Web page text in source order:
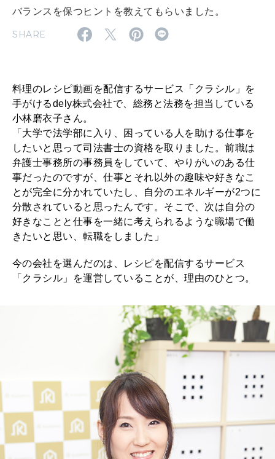
2026年9月号「北海道 おいしく遊ぶ、夏のご褒美旅。」
2026年8月号『お茶の時間です。』
2026年7月号「鎌倉 ローカルが 教えてくれた 本当の歩き方。」
2026年6月号「大銀座 トレンドが生まれる 新しい一流店へ。」
2026年5月号「“大好き”に出会いに。韓国」
2026年4月号「未来をつくる、学びの教科書。」
2026年3月号「スイーツ予想図 2026」
2026年1月号「猫がいれば、幸せ」
2025年12月号「お酒の新常識。」
MAGAZINE MOOK
FOLLOW US!
バランスを保つヒントを教えてもらいました。
SHARE
料理のレシピ動画を配信するサービス「クラシル」を
手がけるdely株式会社で、総務と法務を担当している
小林磨衣子さん。
「大学で法学部に入り、困っている人を助ける仕事を
したいと思って司法書士の資格を取りました。前職は
弁護士事務所の事務員をしていて、やりがいのある仕
事だったのですが、仕事とそれ以外の趣味や好きなこ
とが完全に分かれていたし、自分のエネルギーが2つに
分散されていると思ったんです。そこで、次は自分の
好きなことと仕事を一緒に考えられるような職場で働
きたいと思い、転職をしました」
今の会社を選んだのは、レシピを配信するサービス
「クラシル」を運営していることが、理由のひとつ。